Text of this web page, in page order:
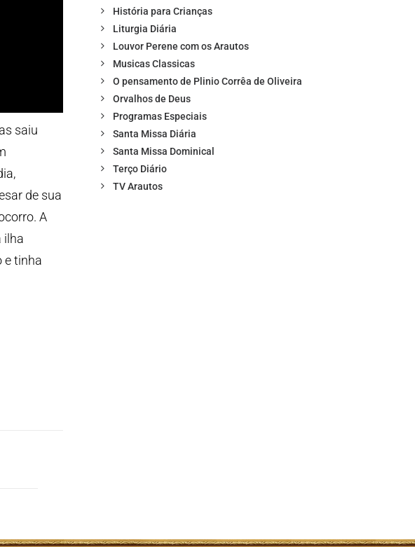
saiu
de sua
A
ilha
e tinha
História para Crianças
Liturgia Diária
Louvor Perene com os Arautos
Musicas Classicas
O pensamento de Plinio Corrêa de Oliveira
Orvalhos de Deus
Programas Especiais
Santa Missa Diária
Santa Missa Dominical
Terço Diário
TV Arautos